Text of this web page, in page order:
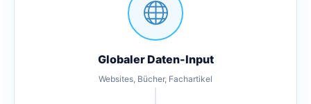
Globaler Daten-Input
Websites, Bücher, Fachartikel